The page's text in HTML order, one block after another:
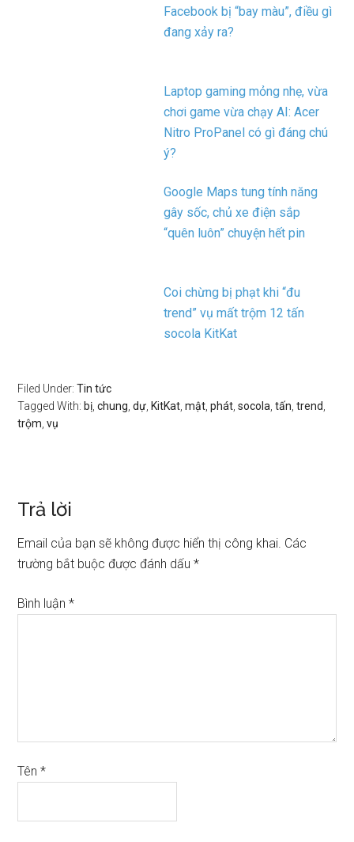
Facebook bị “bay màu”, điều gì
đang xảy ra?
Laptop gaming mỏng nhẹ, vừa
chơi game vừa chạy AI: Acer
Nitro ProPanel có gì đáng chú
ý?
Google Maps tung tính năng
gây sốc, chủ xe điện sắp
“quên luôn” chuyện hết pin
Coi chừng bị phạt khi “đu
trend” vụ mất trộm 12 tấn
socola KitKat
Filed Under:Tin tức
Tagged With: bị ,chung ,dự KitKat ,mật ,phát ,socola ,tấn ,trend
trộm ,vụ
Trả lời
Email của bạn sẽ không được hiển thị công khai. Các
trường bắt buộc được đánh dấu*
Bình luận*
Tên*